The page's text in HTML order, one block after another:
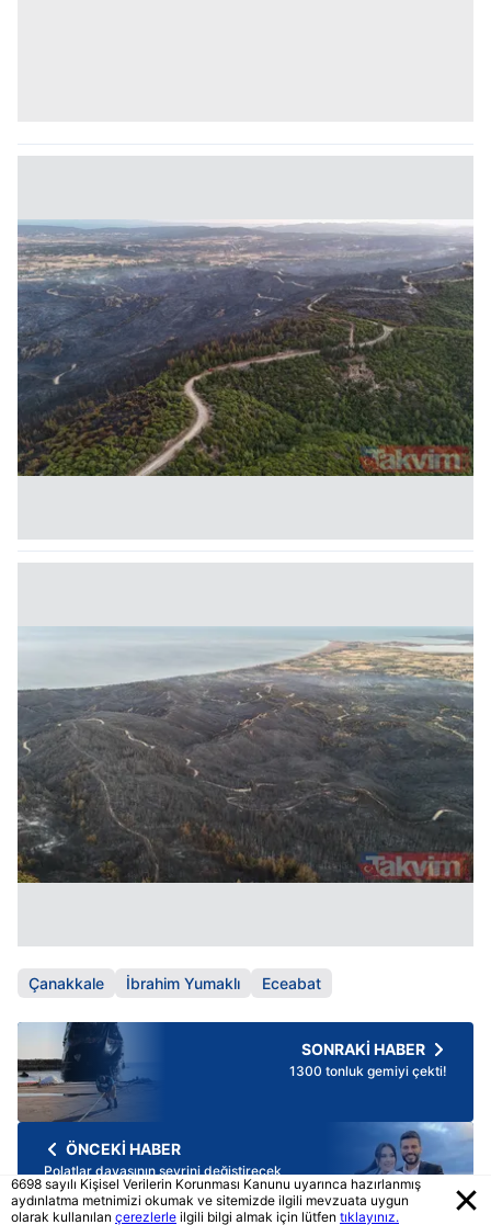
Çanakkale İbrahim Yumaklı Eceabat
SONRAKİ HABER
1300 tonluk gemiyi çekti!
ÖNCEKİ HABER
Polatlar davasının seyrini değiştirecek
gelişme!
6698 sayılı Kişisel Verilerin Korunması Kanunu uyarınca hazırlanmış
aydınlatma metnimizi okumak ve sitemizde ilgili mevzuata uygun
olarak kullanılan çerezlerle ilgili bilgi almak için lütfen tıklayınız.